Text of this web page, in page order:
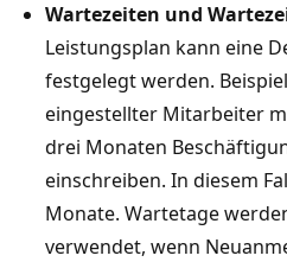
Wartezeiten und
Leistungsplan kann eine
festgelegt werden.
eingestellter Mitarbeiter
drei Monaten
einschreiben. In diesem
Monate. Wartetage
verwendet, wenn